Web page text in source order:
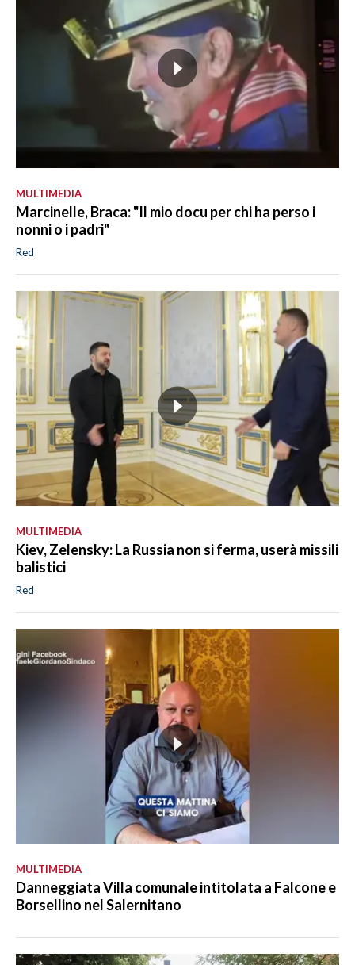
MULTIMEDIA
Marcinelle, Braca: "Il mio docu per chi ha perso i
nonni o i padri"
Red
MULTIMEDIA
Kiev, Zelensky: La Russia non si ferma, userà missili
balistici
Red
MULTIMEDIA
Danneggiata Villa comunale intitolata a Falcone e
Borsellino nel Salernitano